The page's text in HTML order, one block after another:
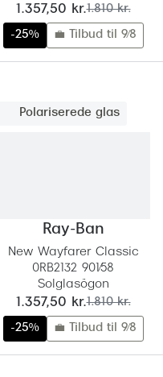
Polaroid
Tom
Giorgio
nu:
1.357,50 kr.før:
1.810 kr.
-25% 💼 Tilbud til 9/8
Polariserede glas
Ray-Ban
New Wayfarer Classic
0RB2132 901/58
Solglasögon
nu:
1.357,50 kr.før:
1.810 kr.
-25% 💼 Tilbud til 9/8